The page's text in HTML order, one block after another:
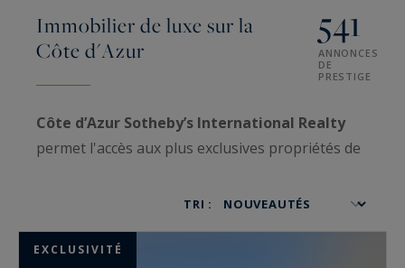
Immobilier de luxe sur la
Côte d'Azur
541
ANNONCES
DE
PRESTIGE
Côte d’Azur Sotheby’s International Realty
permet l'accès aux plus exclusives propriétés de
traités avec confidentialité.
d'immobilier très haut de gamme
TRI :
EXCLUSIVITÉ